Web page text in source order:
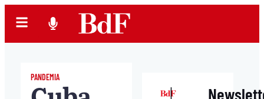
PANDEMIA
|